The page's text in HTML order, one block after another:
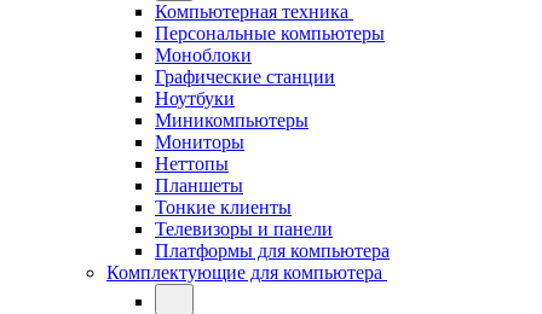
Компьютерная техника
Персональные компьютеры
Моноблоки
Графические станции
Ноутбуки
Миникомпьютеры
Мониторы
Неттопы
Планшеты
Тонкие клиенты
Телевизоры и панели
Платформы для компьютера
Комплектующие для компьютера